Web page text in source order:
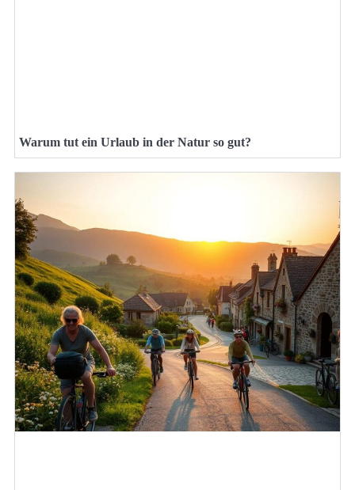
Warum tut ein Urlaub in der Natur so gut?